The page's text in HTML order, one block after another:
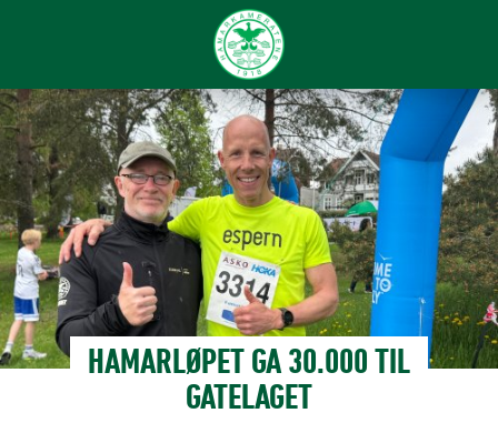
HAMARLØPET GA 30.000 TIL
GATELAGET